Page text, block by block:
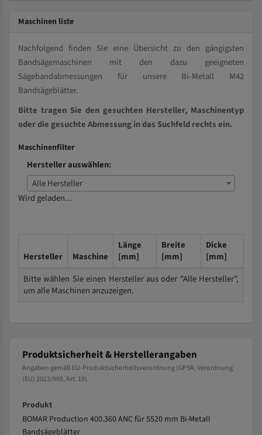
Maschinen liste
Nachfolgend finden Sie eine Übersicht zu den gängigsten
Bandsägemaschinen mit den dazu geeigneten
Sägebandabmessungen für unsere Bi-Metall M42
Bandsägeblätter.
Bitte tragen Sie den gesuchten Hersteller, Maschinentyp
oder die gesuchte Abmessung in das Suchfeld rechts ein.
Maschinenfilter
Hersteller auswählen:
Alle Hersteller
Wird geladen...
Hersteller Maschine
Länge
[mm]
Breite
[mm]
Dicke
[mm]
Bitte wählen Sie einen Hersteller aus oder "Alle Hersteller",
um alle Maschinen anzuzeigen.
Produktsicherheit & Herstellerangaben
Angaben gemäß EU-Produktsicherheitsverordnung (GPSR, Verordnung
(EU) 2023/988, Art. 19).
Produkt
BOMAR Production 400.360 ANC für 5520 mm Bi-Metall
Bandsägeblätter